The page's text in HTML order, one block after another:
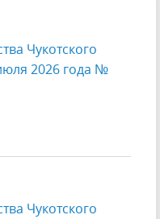
Чукотского
2026 года №
Чукотского